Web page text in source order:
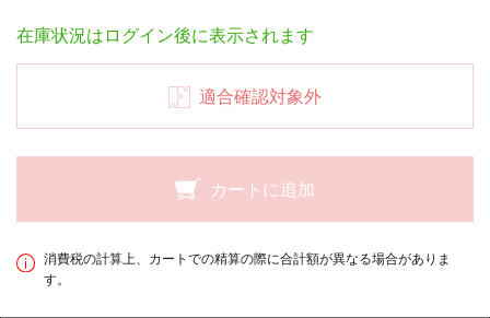
在庫状況はログイン後に表示されます
適合確認対象外
カートに追加
消費税の計算上、カートでの精算の際に合計額が異なる場合がありま
す。